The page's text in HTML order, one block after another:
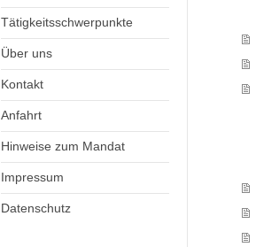
Tätigkeitsschwerpunkte
Über uns
Kontakt
Anfahrt
Hinweise zum Mandat
Impressum
Datenschutz